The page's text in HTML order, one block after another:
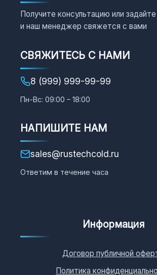
Получите консультацию или
и наш менеджер свяжется с вами
СВЯЖИТЕСЬ С НАМИ
8 (999) 999-99-99
Пн-Вс: 09:00 – 18:00
НАПИШИТЕ НАМ
sales@rustechcold.ru
Ответим в течение часа
Информация
Договор публичной
Политика